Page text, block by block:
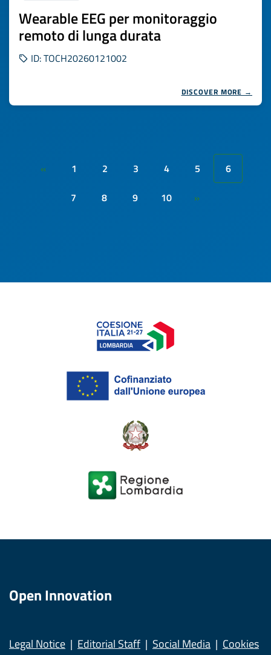
Wearable EEG per monitoraggio
remoto di lunga durata
ID: TOCH20260121002
DISCOVER MORE →
« 1 2 3 4 5
6
7
8 9 10 »
Open Innovation
Legal Notice Editorial Staff Social Media Cookies